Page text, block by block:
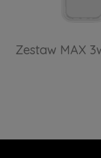
Zestaw MAX